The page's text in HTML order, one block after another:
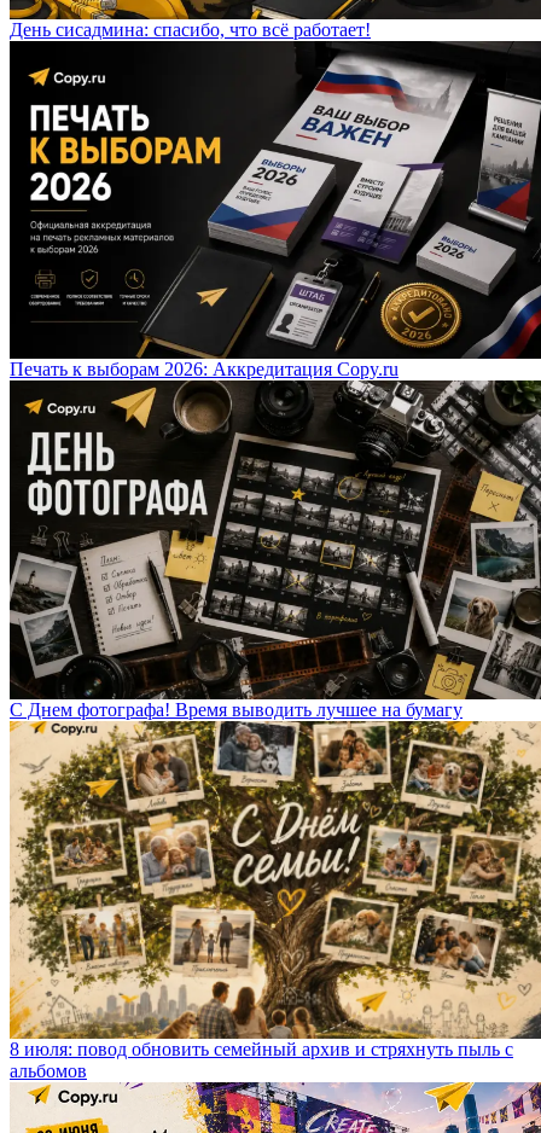
День сисадмина: спасибо, что всё работает!
Печать к выборам 2026: Аккредитация Copy.ru
С Днем фотографа! Время выводить лучшее на бумагу
8 июля: повод обновить семейный архив и стряхнуть пыль с
альбомов